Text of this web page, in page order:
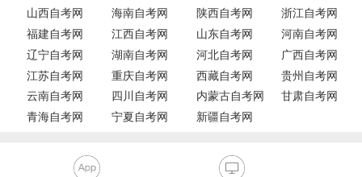
山西自考网
海南自考网 陕西自考网
浙江自考网
福建自考网
江西自考网 山东自考网
河南自考网
辽宁自考网
湖南自考网 河北自考网
广西自考网
江苏自考网
重庆自考网 西藏自考网
贵州自考网
云南自考网
四川自考网 内蒙古自考网
甘肃自考网
青海自考网
宁夏自考网 新疆自考网